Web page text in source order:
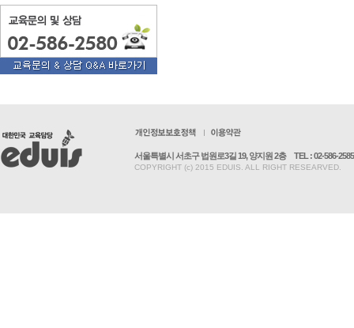
서울특별시 서초구 법원로3길 19, 양지원 2층 TEL : 02-586-2585
COPYRIGHT (c) 2015 EDUIS. ALL RIGHT RESEARVED.